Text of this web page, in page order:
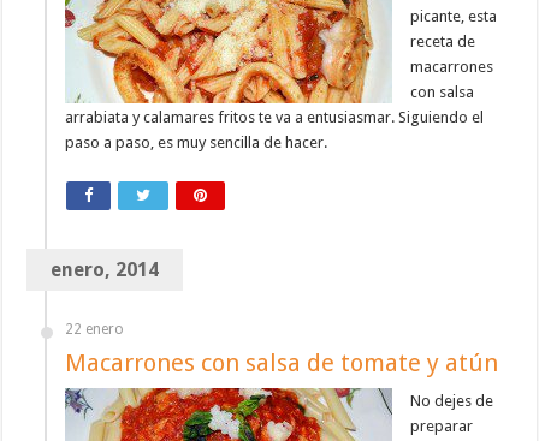
picante, esta
receta de
macarrones
con salsa
arrabiata y calamares fritos te va a entusiasmar. Siguiendo el
paso a paso, es muy sencilla de hacer.
enero, 2014
22 enero
Macarrones con salsa de tomate y atún
No dejes de
preparar